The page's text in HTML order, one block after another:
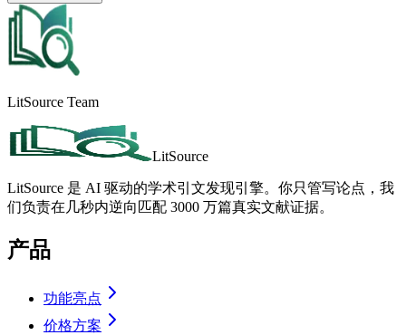
LitSource Team
LitSource
LitSource 是 AI 驱动的学术引文发现引擎。你只管写论点，我
们负责在几秒内逆向匹配 3000 万篇真实文献证据。
产品
功能亮点
价格方案